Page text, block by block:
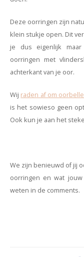
Deze oorringen zijn
klein stukje open. Dit
je dus eigenlijk
oorringen met
achterkant van je oor.
Wij raden af om
is het sowieso geen
Ook kun je aan het
We zijn benieuwd of jij
oorringen en wat
weten in de comments.